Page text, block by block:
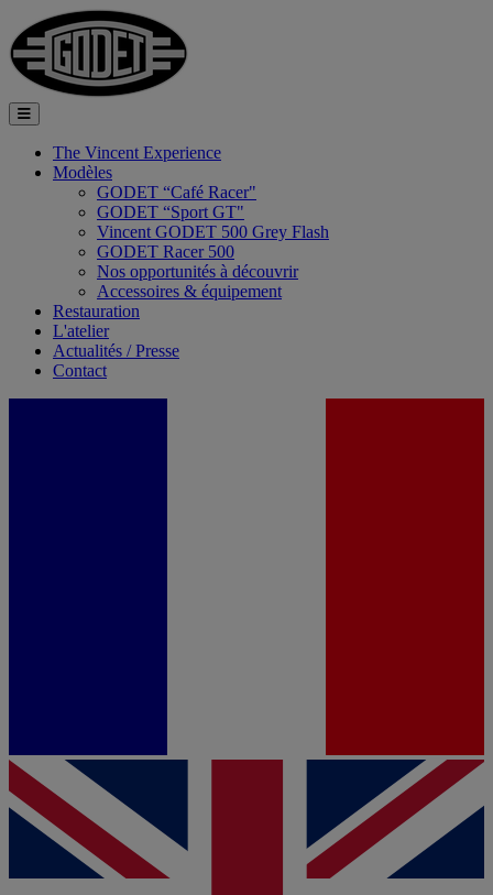
The Vincent Experience
Modèles
GODET “Café Racer"
GODET “Sport GT"
Vincent GODET 500 Grey Flash
GODET Racer 500
Nos opportunités à découvrir
Accessoires & équipement
Restauration
L'atelier
Actualités / Presse
Contact